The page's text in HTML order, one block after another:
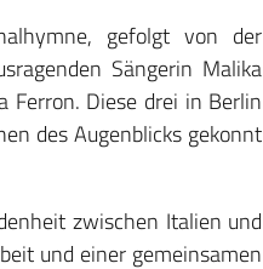
gefolgt von der
Sängerin Malika
Ferron. Diese drei in Berlin
des Augenblicks gekonnt
zwischen Italien und
und einer gemeinsamen